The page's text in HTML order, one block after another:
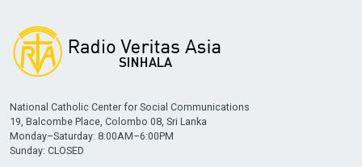
National Catholic Center for Social Communications
19, Balcombe Place, Colombo 08, Sri Lanka
Monday–Saturday: 8:00AM–6:00PM
Sunday: CLOSED